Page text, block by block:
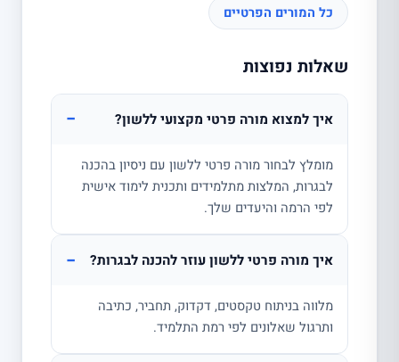
כל המורים הפרטיים
שאלות נפוצות
איך למצוא מורה פרטי מקצועי ללשון? −
מומלץ לבחור מורה פרטי ללשון עם ניסיון בהכנה
לבגרות, המלצות מתלמידים ותכנית לימוד אישית
לפי הרמה והיעדים שלך.
איך מורה פרטי ללשון עוזר להכנה לבגרות? −
מלווה בניתוח טקסטים, דקדוק, תחביר, כתיבה
ותרגול שאלונים לפי רמת התלמיד.